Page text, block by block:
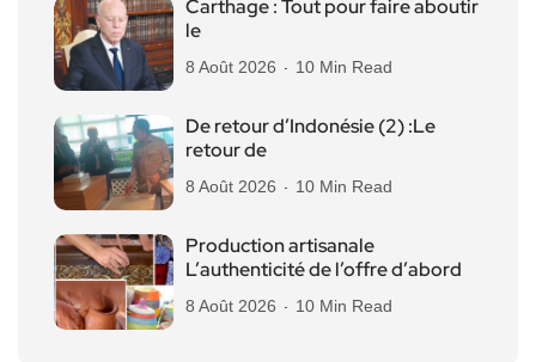
Carthage : Tout pour faire aboutir
le
8 Août 2026 10 Min Read
De retour d’Indonésie (2) :Le
retour de
8 Août 2026 10 Min Read
Production artisanale
L’authenticité de l’offre d’abord
8 Août 2026 10 Min Read